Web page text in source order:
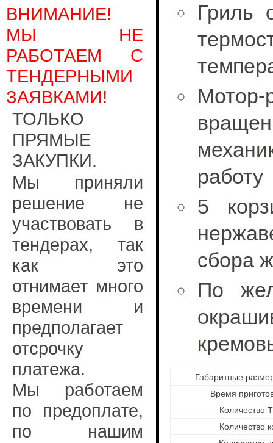
ВНИМАНИЕ!
МЫ НЕ
РАБОТАЕМ С
ТЕНДЕРНЫМИ
ЗАЯВКАМИ!
ТОЛЬКО
ПРЯМЫЕ
ЗАКУПКИ.
Мы приняли
решение не
участвовать в
тендерах, так
как это
отнимает много
времени и
предполагает
отсрочку
платежа.
Мы работаем
по предоплате,
по нашим
Гриль
работу
5
сбора
По
Габаритные
Время
Количество
Количество